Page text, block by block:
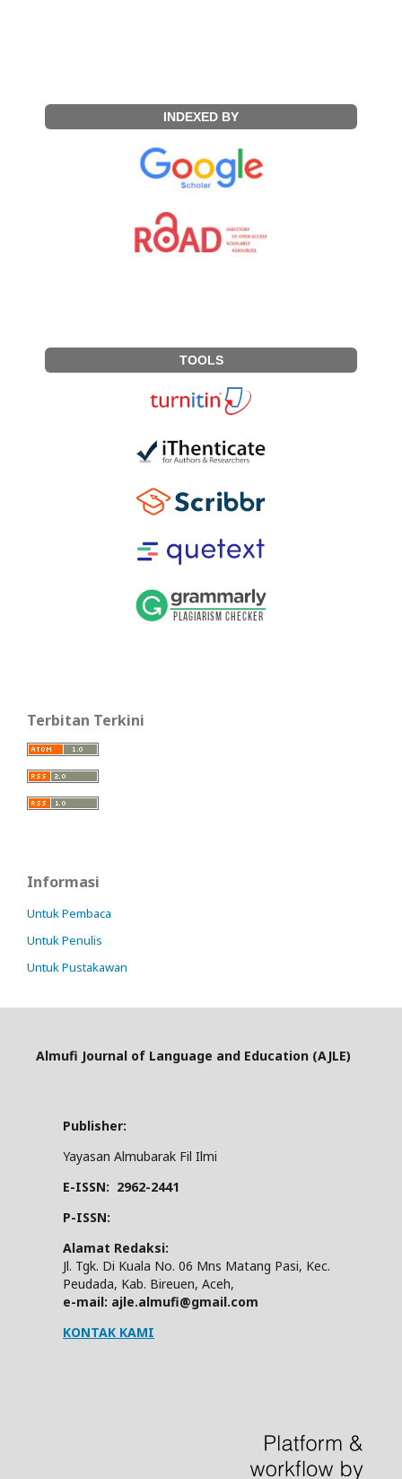
INDEXED BY
TOOLS
Terbitan Terkini
Informasi
Untuk Pembaca
Untuk Penulis
Untuk Pustakawan
Almufi Journal of Language and Education (AJLE)
Publisher:
Yayasan Almubarak Fil Ilmi
E-ISSN: 2962-2441
P-ISSN:
Alamat Redaksi:
Jl. Tgk. Di Kuala No. 06 Mns Matang Pasi, Kec.
Peudada, Kab. Bireuen, Aceh,
e-mail: ajle.almufi@gmail.com
KONTAK KAMI